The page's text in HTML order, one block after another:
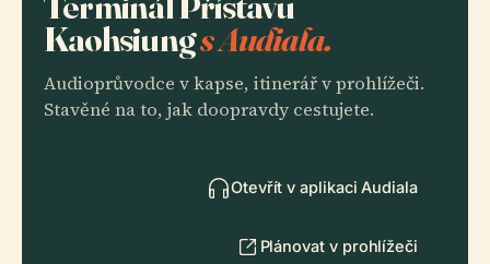
Kaohsiungs Audiala.
Audioprůvodce v kapse, itinerář v prohlížeči.
Stavěné na to, jak doopravdy cestujete.
Otevřít v aplikaci Audiala
Plánovat v prohlížeči